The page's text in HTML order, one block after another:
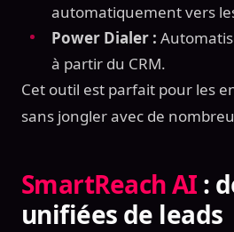
automatiquement vers
Power Dialer :
à partir du CRM.
Cet outil est parfait pour les
sans jongler avec de
SmartReach AI :
unifiées de leads